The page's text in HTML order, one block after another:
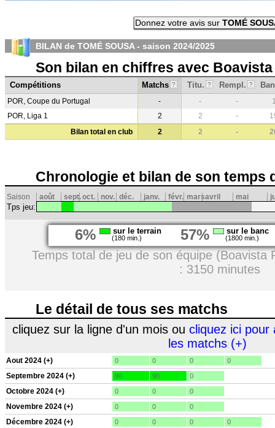
Donnez votre avis sur TOMÉ
BILAN de TOMÉ SOUSA - saison 2024/2025
Son bilan en chiffres avec
Compétitions Matchs ? Titu. ? Rempl. ?
POR, Coupe du Portugal - - -
POR, Liga 1
2 2 -
Bilan total en club
2 2 -
Chronologie et bilan de son temps
Saison août sept.oct. nov. déc. janv. févr. marsavril mai
Tps jeu:
6% sur le terrain
(180 min.) 57% sur le banc
(1800 min.)
Temps total de jeu de son équipe (Boavista
: 3150 minutes
Le détail de tous ses matchs
cliquez sur la ligne d'un mois ou cliquez ici pour
les matchs (+)
Aout 2024 (+) 0 0 0 0
Septembre 2024 (+) 90 90 0
Octobre 2024 (+) 0 0 0
Novembre 2024 (+) 0 0 0
Décembre 2024 (+) 0 0 0 0